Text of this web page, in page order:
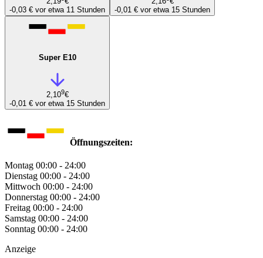
-0,03 € vor etwa 11 Stunden
-0,01 € vor etwa 15 Stunden
Super E10
2,109€
-0,01 € vor etwa 15 Stunden
Öffnungszeiten:
Montag 00:00 - 24:00
Dienstag 00:00 - 24:00
Mittwoch 00:00 - 24:00
Donnerstag 00:00 - 24:00
Freitag 00:00 - 24:00
Samstag 00:00 - 24:00
Sonntag 00:00 - 24:00
Anzeige